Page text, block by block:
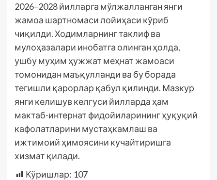
2026–2028 йилларга мўлжалланган янги
жамоа шартномаси лойиҳаси кўриб
чиқилди. Ходимларнинг таклиф ва
мулоҳазалари инобатга олинган ҳолда,
ушбу муҳим ҳужжат меҳнат жамоаси
томонидан маъқулланди ва бу борада
тегишли қарорлар қабул қилинди. Мазкур
янги келишув келгуси йилларда ҳам
мактаб-интернат фидойиларининг ҳуқуқий
кафолатларини мустаҳкамлаш ва
ижтимоий ҳимоясини кучайтиришга
хизмат қилади.
Кўришлар: 107